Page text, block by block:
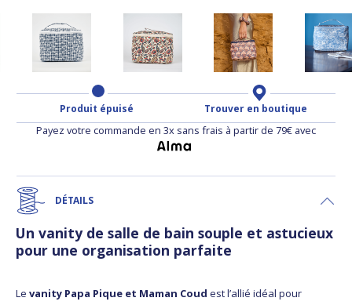
Produit épuisé Trouver en boutique
Payez votre commande en 3x sans frais à partir de 79€ avec
DÉTAILS
Un vanity de salle de bain souple et astucieux
pour une organisation parfaite
Le vanity Papa Pique et Maman Coud est l’allié idéal pour